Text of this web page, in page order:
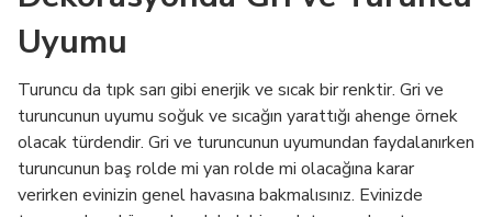
Uyumu
Turuncu da tıpk sarı gibi enerjik ve sıcak bir renktir. Gri ve
turuncunun uyumu soğuk ve sıcağın yarattığı ahenge örnek
olacak türdendir. Gri ve turuncunun uyumundan faydalanırken
turuncunun baş rolde mi yan rolde mi olacağına karar
verirken evinizin genel havasına bakmalısınız. Evinizde